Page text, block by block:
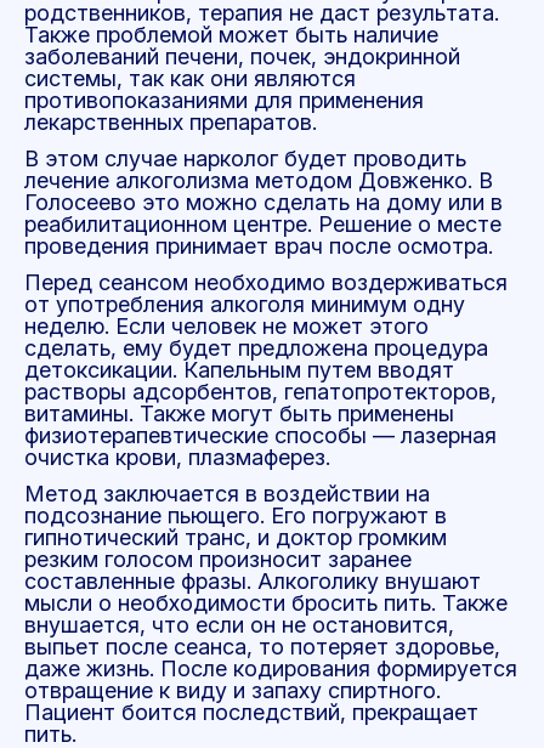
родственников, терапия не даст результата.
Также проблемой может быть наличие
заболеваний печени, почек, эндокринной
системы, так как они являются
противопоказаниями для применения
лекарственных препаратов.
В этом случае нарколог будет проводить
лечение алкоголизма методом Довженко. В
Голосеево это можно сделать на дому или в
реабилитационном центре. Решение о месте
проведения принимает врач после осмотра.
Перед сеансом необходимо воздерживаться
от употребления алкоголя минимум одну
неделю. Если человек не может этого
сделать, ему будет предложена процедура
детоксикации. Капельным путем вводят
растворы адсорбентов, гепатопротекторов,
витамины. Также могут быть применены
физиотерапевтические способы — лазерная
очистка крови, плазмаферез.
Метод заключается в воздействии на
подсознание пьющего. Его погружают в
гипнотический транс, и доктор громким
резким голосом произносит заранее
составленные фразы. Алкоголику внушают
мысли о необходимости бросить пить. Также
внушается, что если он не остановится,
выпьет после сеанса, то потеряет здоровье,
даже жизнь. После кодирования формируется
отвращение к виду и запаху спиртного.
Пациент боится последствий, прекращает
пить.